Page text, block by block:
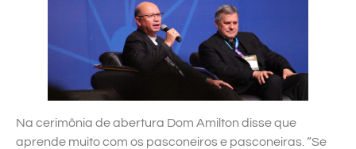
Na cerimônia de abertura Dom Amilton disse que
aprende muito com os pasconeiros e pasconeiras. “Se